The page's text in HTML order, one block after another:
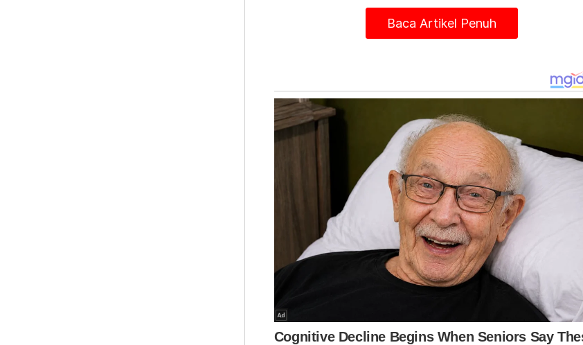
RM2,378 setan metrik dan Julai 2020 meningkat
RM14 kepada RM2,348 setan metrik.
kepentingan terbuka turun kepada 262,730
kontrak daripada 287,862 kontrak sebelumnya.-
Bernama
Artikel Berkaitan:
Bursa Malaysia jatuh 11.42 mata
Niaga hadapan emas ditutup tinggi
Bursa Malaysia ditutup rendah sesi kelima berturut-
turut
Muat turun aplikasi Sinar Harian.Klik di sini!
Niaga Hadapan Minyak Sawit
Baca Artikel Penuh